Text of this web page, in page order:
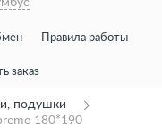
Правила работы
заказ
подушки
180*190